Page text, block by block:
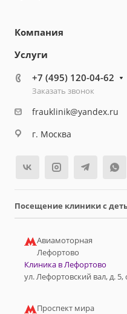
Компания
Услуги
+7 (495) 120-04-62
Заказать звонок
frauklinik@yandex.ru
г. Москва
Посещение клиники с
Авиамоторная
Лефортово
Клиника в Лефортово
ул. Лефортовский вал, д. 5,
Проспект мира